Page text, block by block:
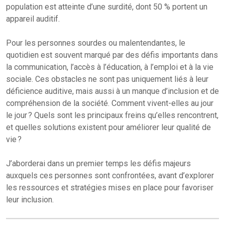
population est atteinte d’une surdité, dont 50 % portent un
appareil auditif.
Pour les personnes sourdes ou malentendantes, le
quotidien est souvent marqué par des défis importants dans
la communication, l’accès à l’éducation, à l’emploi et à la vie
sociale. Ces obstacles ne sont pas uniquement liés à leur
déficience auditive, mais aussi à un manque d’inclusion et de
compréhension de la société. Comment vivent-elles au jour
le jour ? Quels sont les principaux freins qu’elles rencontrent,
et quelles solutions existent pour améliorer leur qualité de
vie ?
J’aborderai dans un premier temps les défis majeurs
auxquels ces personnes sont confrontées, avant d’explorer
les ressources et stratégies mises en place pour favoriser
leur inclusion.